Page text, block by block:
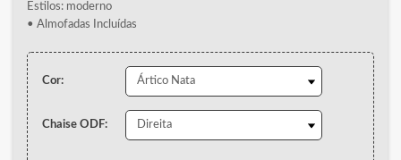
Estilos: moderno
• Almofadas Incluídas
Cor:
Chaise ODF: